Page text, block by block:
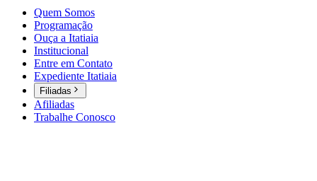
Quem Somos
Programação
Ouça a Itatiaia
Institucional
Entre em Contato
Expediente Itatiaia
Filiadas
Afiliadas
Trabalhe Conosco